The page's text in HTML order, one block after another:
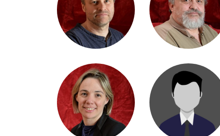
STÉPHANE MOGNOL JEAN-MARC PYTHOUD
MAËLLE CADOR MARC BAIJOT